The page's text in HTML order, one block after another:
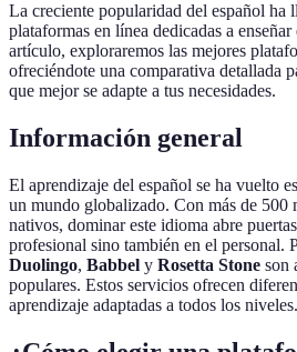
La creciente popularidad del español ha
plataformas en línea dedicadas a
artículo, exploraremos las mejores
ofreciéndote una comparativa detallada
que mejor se adapte a tus necesidades.
Información general
El aprendizaje del español se ha vuelto
un mundo globalizado. Con más de 500
nativos, dominar este idioma abre
profesional sino también en el personal.
Duolingo, Babbel y Rosetta Stone son
populares. Estos servicios ofrecen
aprendizaje adaptadas a todos los niveles.